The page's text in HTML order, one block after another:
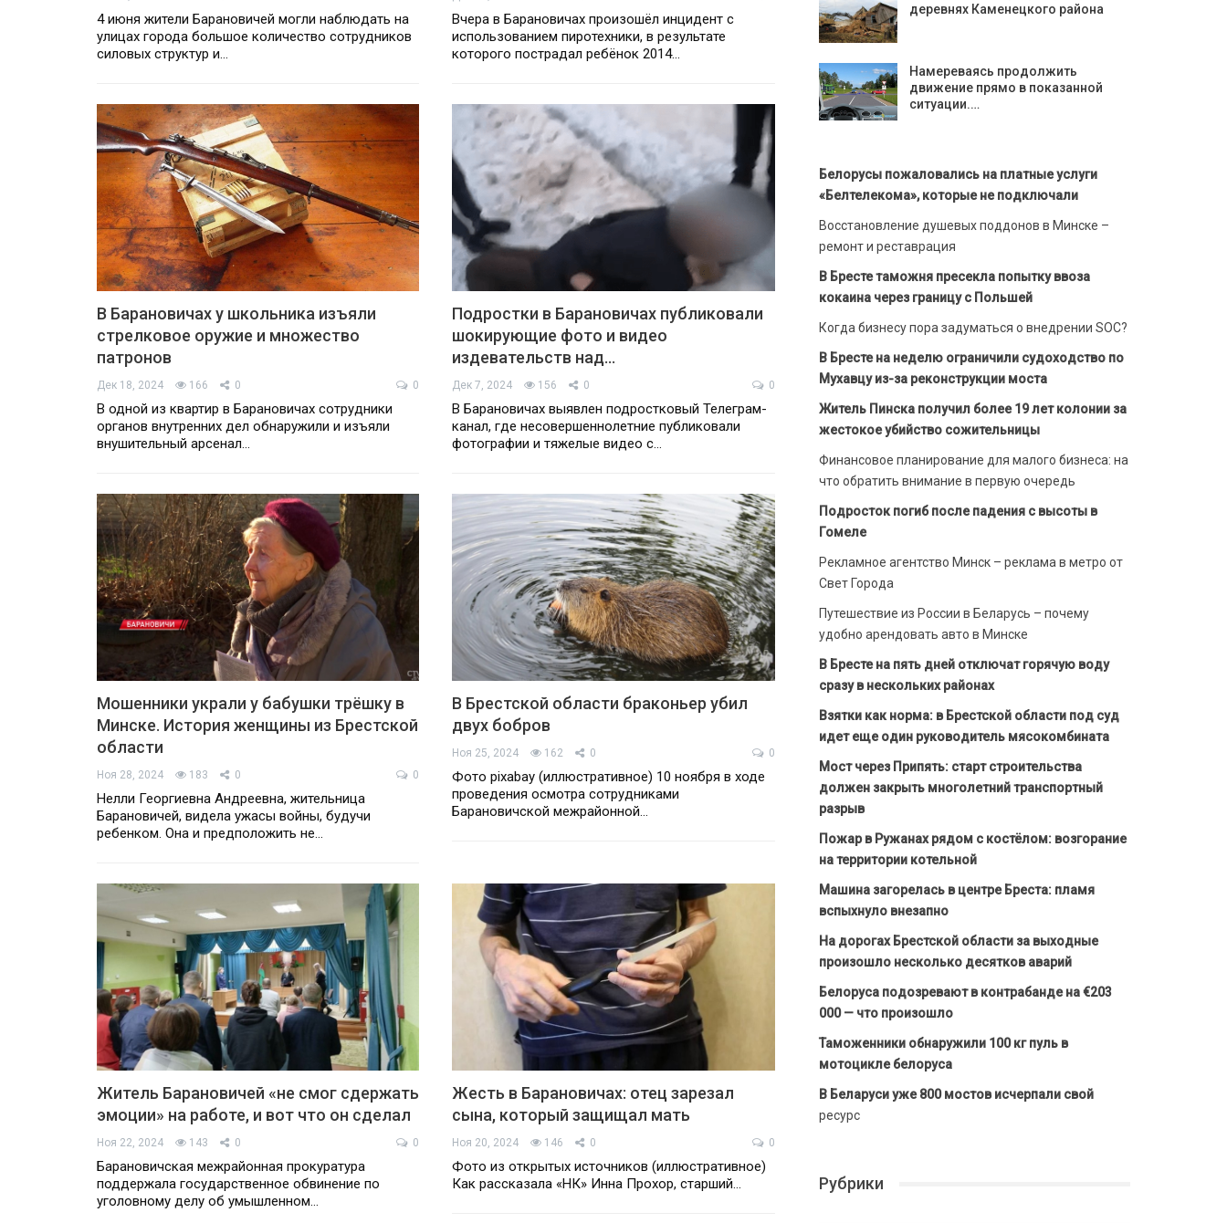
4 июня жители Барановичей могли наблюдать на
улицах города большое количество сотрудников
силовых структур и…
Вчера в Барановичах произошёл инцидент с
использованием пиротехники, в результате
которого пострадал ребёнок 2014…
В Барановичах у школьника изъяли
стрелковое оружие и множество
патронов
Дек 18, 2024 166 0 0
В одной из квартир в Барановичах сотрудники
органов внутренних дел обнаружили и изъяли
внушительный арсенал…
Подростки в Барановичах публиковали
шокирующие фото и видео
издевательств над…
Дек 7, 2024 156 0 0
В Барановичах выявлен подростковый Телеграм-
канал, где несовершеннолетние публиковали
фотографии и тяжелые видео с…
Мошенники украли у бабушки трёшку в
Минске. История женщины из Брестской
области
Ноя 28, 2024 183 0 0
Нелли Георгиевна Андреевна, жительница
Барановичей, видела ужасы войны, будучи
ребенком. Она и предположить не…
В Брестской области браконьер убил
двух бобров
Ноя 25, 2024 162 0 0
Фото pixabay (иллюстративное) 10 ноября в ходе
проведения осмотра сотрудниками
Барановичской межрайонной…
Житель Барановичей «не смог сдержать
эмоции» на работе, и вот что он сделал
Ноя 22, 2024 143 0 0
Барановичская межрайонная прокуратура
поддержала государственное обвинение по
уголовному делу об умышленном…
Жесть в Барановичах: отец зарезал
сына, который защищал мать
Ноя 20, 2024 146 0 0
Фото из открытых источников (иллюстративное)
Как рассказала «НК» Инна Прохор, старший…
деревнях Каменецкого района
Намереваясь продолжить
движение прямо в показанной
ситуации.…
Белорусы пожаловались на платные услуги
«Белтелекома», которые не подключали
Восстановление душевых поддонов в Минске –
ремонт и реставрация
В Бресте таможня пресекла попытку ввоза
кокаина через границу с Польшей
Когда бизнесу пора задуматься о внедрении SOC?
В Бресте на неделю ограничили судоходство по
Мухавцу из-за реконструкции моста
Житель Пинска получил более 19 лет колонии за
жестокое убийство сожительницы
Финансовое планирование для малого бизнеса: на
что обратить внимание в первую очередь
Подросток погиб после падения с высоты в
Гомеле
Рекламное агентство Минск – реклама в метро от
Свет Города
Путешествие из России в Беларусь – почему
удобно арендовать авто в Минске
В Бресте на пять дней отключат горячую воду
сразу в нескольких районах
Взятки как норма: в Брестской области под суд
идет еще один руководитель мясокомбината
Мост через Припять: старт строительства
должен закрыть многолетний транспортный
разрыв
Пожар в Ружанах рядом с костёлом: возгорание
на территории котельной
Машина загорелась в центре Бреста: пламя
вспыхнуло внезапно
На дорогах Брестской области за выходные
произошло несколько десятков аварий
Белоруса подозревают в контрабанде на €203
000 — что произошло
Таможенники обнаружили 100 кг пуль в
мотоцикле белоруса
В Беларуси уже 800 мостов исчерпали свой
ресурс
Рубрики